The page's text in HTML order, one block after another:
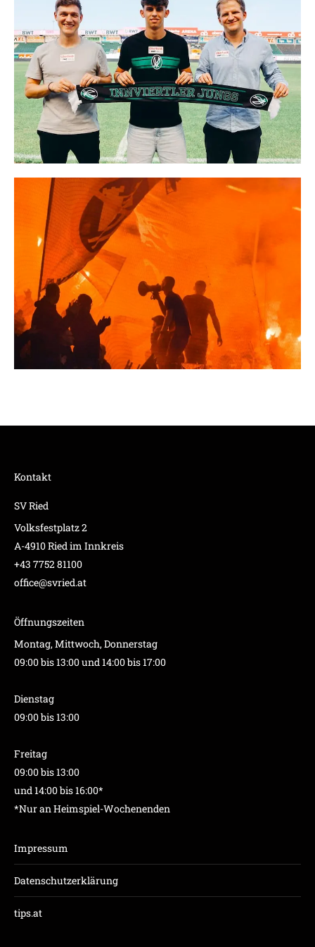
Kontakt
SV Ried
Volksfestplatz 2
A-4910 Ried im Innkreis
+43 7752 81100
office@svried.at
Öffnungszeiten
Montag, Mittwoch, Donnerstag
09:00 bis 13:00 und 14:00 bis 17:00
Dienstag
09:00 bis 13:00
Freitag
09:00 bis 13:00
und 14:00 bis 16:00*
*Nur an Heimspiel-Wochenenden
Impressum
Datenschutzerklärung
tips.at